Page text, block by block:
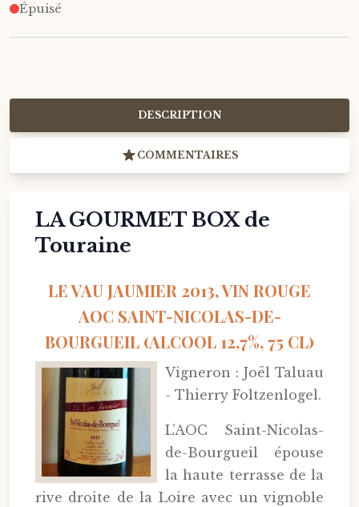
Épuisé
DESCRIPTION
COMMENTAIRES
LA GOURMET BOX de
Touraine
LE VAU JAUMIER 2013, VIN ROUGE
AOC SAINT-NICOLAS-DE-
BOURGUEIL (ALCOOL 12,7%, 75 CL)
Vigneron : Joël Taluau
- Thierry Foltzenlogel.
L’AOC Saint-Nicolas-
de-Bourgueil épouse
la haute terrasse de la
rive droite de la Loire avec un vignoble